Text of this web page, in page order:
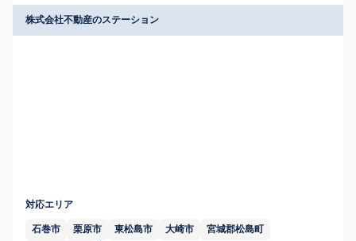
株式会社不動産のステーション
対応エリア
石巻市 栗原市 東松島市 大崎市
宮城郡松島町